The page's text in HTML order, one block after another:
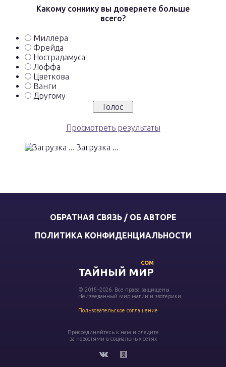
Какому соннику вы доверяете больше
всего?
Миллера
Фрейда
Нострадамуса
Лоффа
Цветкова
Ванги
Другому
Просмотреть результаты
Загрузка ...
ОБРАТНАЯ СВЯЗЬ / ОБ АВТОРЕ
ПОЛИТИКА КОНФИДЕНЦИАЛЬНОСТИ
ТАЙНЫЙ МИР
COM
© 2015–2026. Все права защищены
Неизведанный мир магии и эзотерики
Пользовательское соглашение
Присоединяйтесь к нам и следите
за новостями в социальных сетях